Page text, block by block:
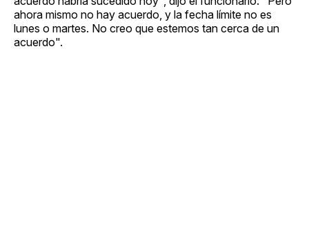
ahora mismo no hay acuerdo, y la fecha límite no es
lunes o martes. No creo que estemos tan cerca de un
acuerdo".